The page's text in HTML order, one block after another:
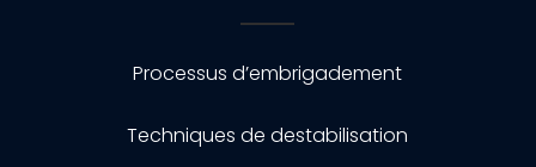
Processus d’embrigadement
Techniques de destabilisation